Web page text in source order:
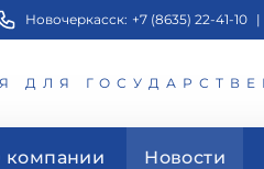
Новочеркасск: +7 (8635) 22-41-10 |
ДЛЯ
компании Новости